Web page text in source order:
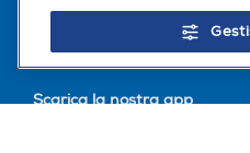
Scarica la nostra app